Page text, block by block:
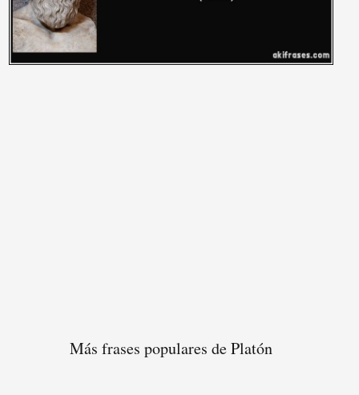
Más frases populares de Platón